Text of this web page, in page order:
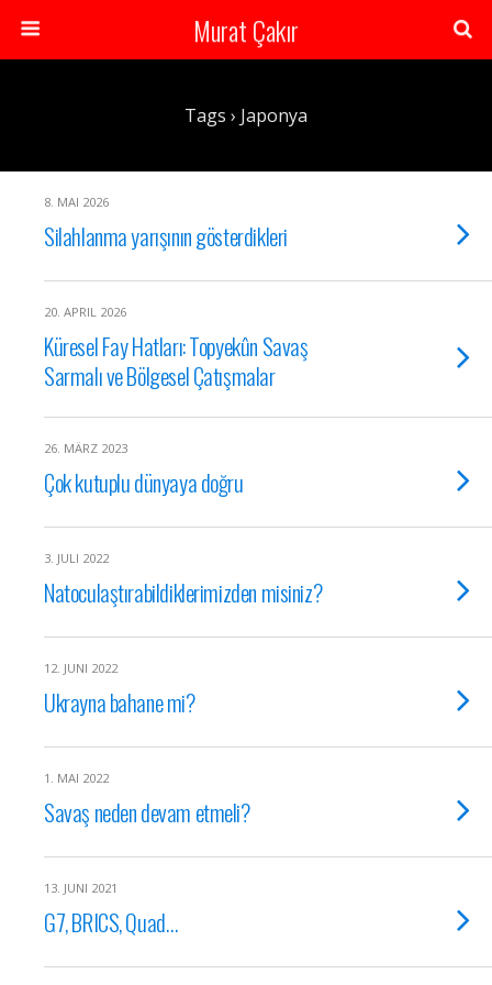
Murat Çakır
Tags › Japonya
8. MAI 2026
Silahlanma yarışının gösterdikleri
20. APRIL 2026
Küresel Fay Hatları: Topyekûn Savaş
Sarmalı ve Bölgesel Çatışmalar
26. MÄRZ 2023
Çok kutuplu dünyaya doğru
3. JULI 2022
Natoculaştırabildiklerimizden misiniz?
12. JUNI 2022
Ukrayna bahane mi?
1. MAI 2022
Savaş neden devam etmeli?
13. JUNI 2021
G7, BRICS, Quad…